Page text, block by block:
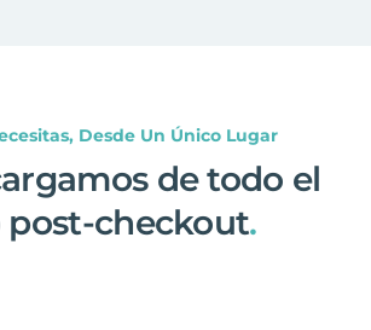
Desde Un Único Lugar
de todo el
post-checkout.